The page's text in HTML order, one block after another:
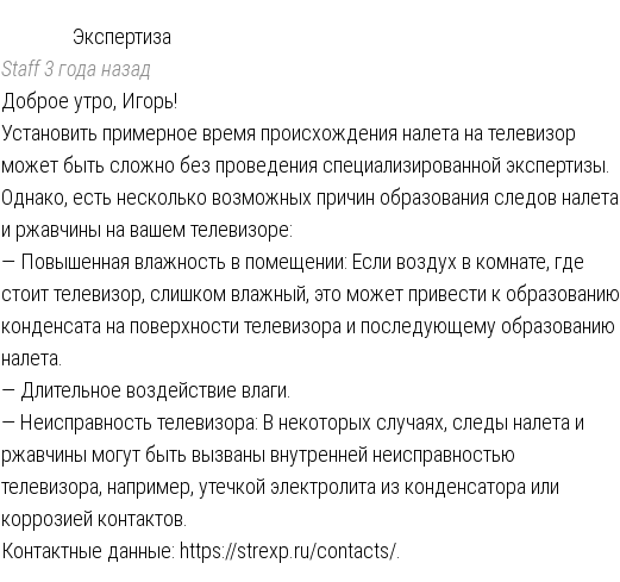
Экспертиза
Staff3 года назад
Доброе утро, Игорь!
Установить примерное время происхождения налета на телевизор
может быть сложно без проведения специализированной экспертизы.
Однако, есть несколько возможных причин образования следов налета
и ржавчины на вашем телевизоре:
— Повышенная влажность в помещении: Если воздух в комнате, где
стоит телевизор, слишком влажный, это может привести к образованию
конденсата на поверхности телевизора и последующему образованию
налета.
— Длительное воздействие влаги.
— Неисправность телевизора: В некоторых случаях, следы налета и
ржавчины могут быть вызваны внутренней неисправностью
телевизора, например, утечкой электролита из конденсатора или
коррозией контактов.
Контактные данные: https://strexp.ru/contacts/